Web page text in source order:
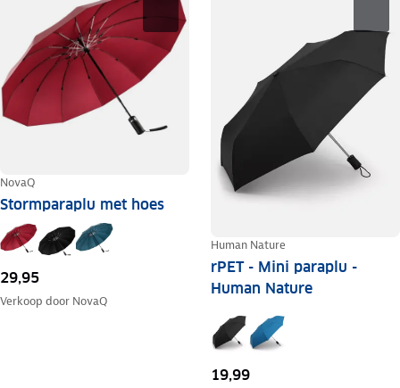
NovaQ
Stormparaplu met hoes
29,95
Verkoop door NovaQ
Human Nature
rPET - Mini paraplu -
Human Nature
19,99